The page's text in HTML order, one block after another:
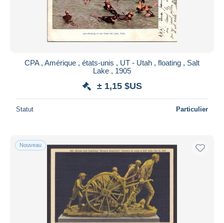
CPA , Amérique , états-unis , UT - Utah , floating , Salt
Lake , 1905
± 1,15 $US
Statut Particulier
Nouveau